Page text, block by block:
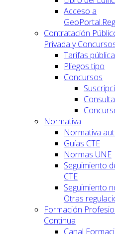
Acceso a
Contratación
Privada y
Tarifas
Pliegos tipo
Concursos
Normativa
Normativa
Guías CTE
Normas UNE
Seguimiento
CTE
Seguimiento
Otras
Formación
Continua
Canal